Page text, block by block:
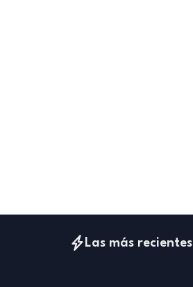
Las más recientes